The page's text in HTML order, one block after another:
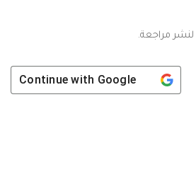
لنشر مراجعة.
Continue with Google